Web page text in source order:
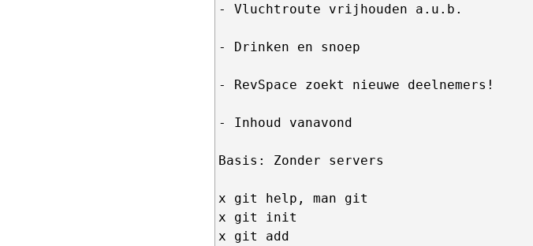
- Vluchtroute vrijhouden a.u.b.
- Drinken en snoep
- RevSpace zoekt nieuwe deelnemers!
- Inhoud vanavond
Basis: Zonder servers
x git help, man git
x git init
x git add